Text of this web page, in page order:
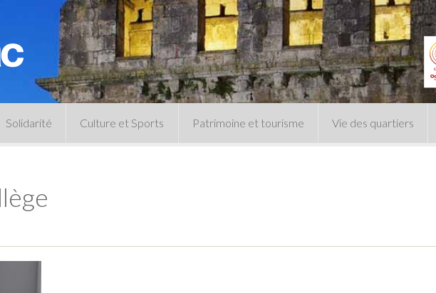
Solidarité Culture et Sports Patrimoine et tourisme
Le musée
Vie des quartiers